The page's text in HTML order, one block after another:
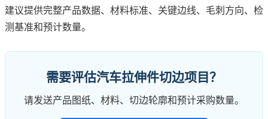
建议提供完整产品数据、材料标准、关键边线、毛刺方向、检
测基准和预计数量。
需要评估汽车拉伸件切边项目？
请发送产品图纸、材料、切边轮廓和预计采购数量。